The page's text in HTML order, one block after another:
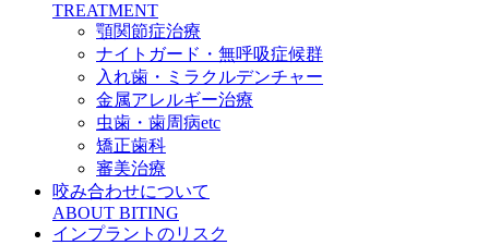
TREATMENT
顎関節症治療
ナイトガード・無呼吸症候群
入れ歯・ミラクルデンチャー
金属アレルギー治療
虫歯・歯周病etc
矯正歯科
審美治療
咬み合わせについて
ABOUT BITING
インプラントのリスク